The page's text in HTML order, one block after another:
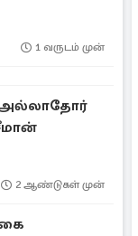
1 வருடம் முன்
அல்லாதோர்
2 ஆண்டுகள் முன்